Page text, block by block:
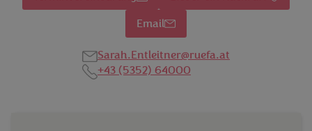
Sarah.Entleitner@ruefa.at
+43 (5352) 64000
Email